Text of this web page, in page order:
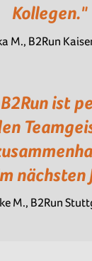
Kollegen."
M., B2Run
ist
nächsten
M., B2Run